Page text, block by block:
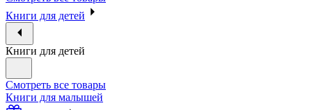
Книги для детей
Книги для детей
Смотреть все товары
Книги для малышей